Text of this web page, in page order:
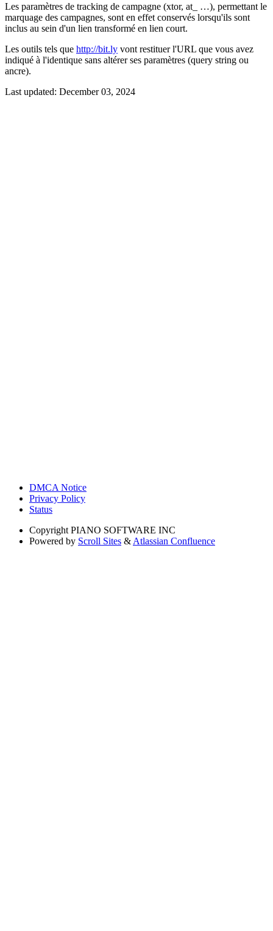
Les paramètres de tracking de campagne (xtor, at_ …), permettant le
marquage des campagnes, sont en effet conservés lorsqu'ils sont
inclus au sein d'un lien transformé en lien court.
Les outils tels que http://bit.ly vont restituer l'URL que vous avez
indiqué à l'identique sans altérer ses paramètres (query string ou
ancre).
Last updated: December 03, 2024
DMCA Notice
Privacy Policy
Status
Copyright PIANO SOFTWARE INC
Powered by Scroll Sites & Atlassian Confluence